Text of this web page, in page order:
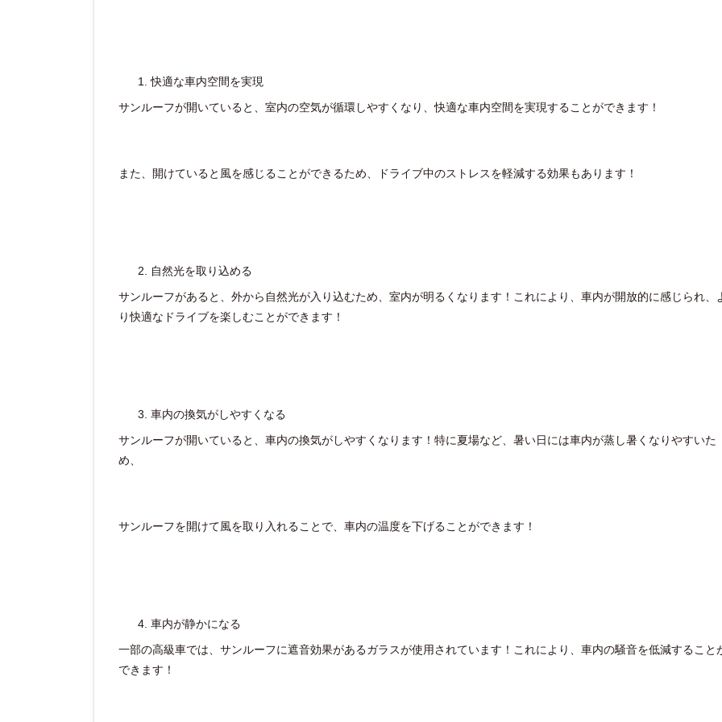
快適な車内空間を実現
サンルーフが開いていると、室内の空気が循環しやすくなり、快適な車内空間を実現することができます！
また、開けていると風を感じることができるため、ドライブ中のストレスを軽減する効果もあります！
自然光を取り込める
サンルーフがあると、外から自然光が入り込むため、室内が明るくなります！これにより、車内が開放的に感じられ、
り快適なドライブを楽しむことができます！
車内の換気がしやすくなる
サンルーフが開いていると、車内の換気がしやすくなります！特に夏場など、暑い日には車内が蒸し暑くなりやすいた
め、
サンルーフを開けて風を取り入れることで、車内の温度を下げることができます！
車内が静かになる
一部の高級車では、サンルーフに遮音効果があるガラスが使用されています！これにより、車内の騒音を低減すること
できます！